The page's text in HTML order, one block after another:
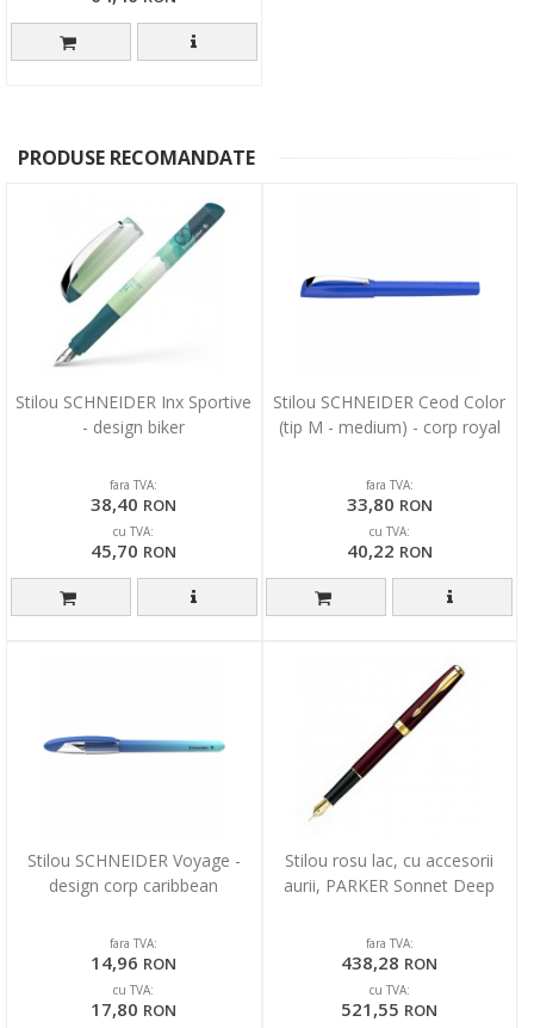
PRODUSE RECOMANDATE
Stilou SCHNEIDER Inx Sportive
- design biker
fara TVA:
38,40 RON
cu TVA:
45,70 RON
Stilou SCHNEIDER Ceod Color
(tip M - medium) - corp royal
fara TVA:
33,80 RON
cu TVA:
40,22 RON
Stilou SCHNEIDER Voyage -
design corp caribbean
fara TVA:
14,96 RON
cu TVA:
17,80 RON
Stilou rosu lac, cu accesorii
aurii, PARKER Sonnet Deep
fara TVA:
438,28 RON
cu TVA:
521,55 RON